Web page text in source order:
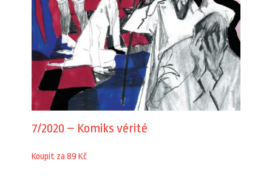
7/2020 – Komiks vérité
Koupit za 89 Kč